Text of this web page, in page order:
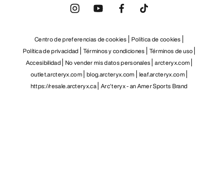
Centro de preferencias de cookies Política de cookies
Política de privacidad Términos y condiciones Términos de uso
Accesibilidad No vender mis datos personales arcteryx.com
outlet.arcteryx.com blog.arcteryx.com leaf.arcteryx.com
https://resale.arcteryx.ca Arc'teryx - an Amer Sports Brand